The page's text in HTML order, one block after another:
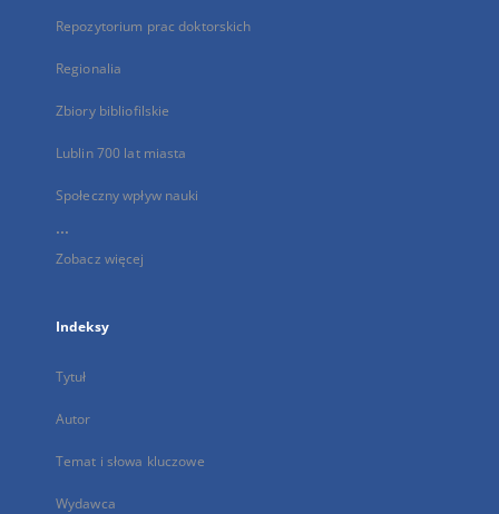
Repozytorium prac doktorskich
Regionalia
Zbiory bibliofilskie
Lublin 700 lat miasta
Społeczny wpływ nauki
...
Zobacz więcej
Indeksy
Tytuł
Autor
Temat i słowa kluczowe
Wydawca